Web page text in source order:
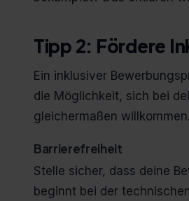
Tipp 2: Fördere
Ein inklusiver
die Möglichkeit, sich bei
gleichermaßen willkommen.
Barrierefreiheit
Stelle sicher, dass deine
beginnt bei der